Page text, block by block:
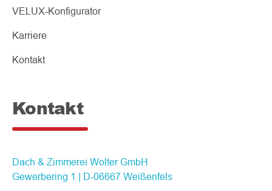
VELUX-Konfigurator
Karriere
Kontakt
Kontakt
Dach & Zimmerei Wolter GmbH
Gewerbering 1 | D-06667 Weißenfels